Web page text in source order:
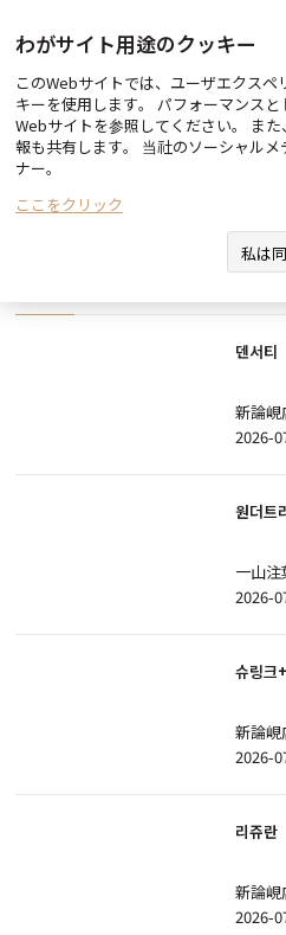
Before
덴서티
新論峴
2026-
원더트
一山注
2026-
슈링크
新論峴
2026-
리쥬란
新論峴
2026-
わがサイト用途のクッキー
このWebサイトでは、ユーザエクス
キーを使用します。 パフォーマンスと
Webサイトを参照してください。 ま
報も共有します。 当社のソーシャル
ナー。
ここをクリック
私は